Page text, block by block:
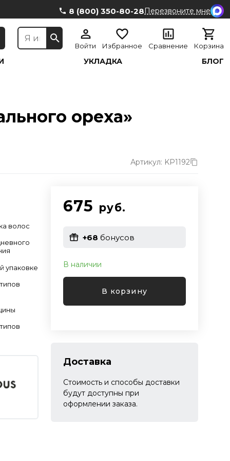
8 (800) 350-80-28Перезвоните мне
Войти Избранное Сравнение Корзина
УКЛАДКА БЛОГ
ореха»
Артикул: KP1192
волос
упаковке
675 руб.
+68 бонусов
В наличии
В корзину
Доставка
Стоимость и способы доставки
будут доступны при
оформлении заказа.